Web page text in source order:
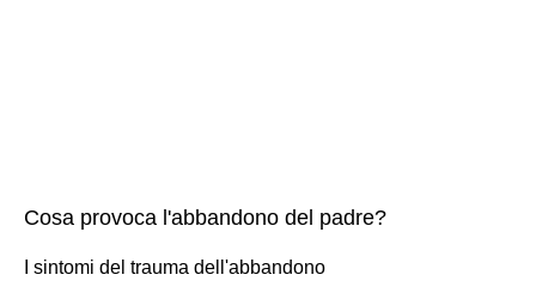
Cosa provoca l'abbandono del padre?
I sintomi del trauma dell'abbandono